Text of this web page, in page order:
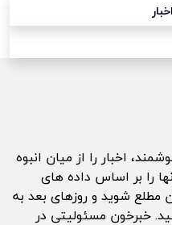
اخبار را از میان انبوه
را بر اساس داده های
مطلع شوید و روزهای بعد به
خبرخون مسئولیتی در